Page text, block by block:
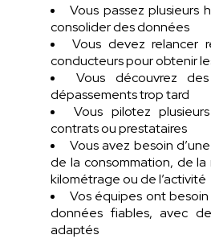
Vous passez plusieurs
consolider des données
Vous devez relancer
conducteurs pour obtenir
Vous découvrez
dépassements trop tard
Vous pilotez
contrats ou prestataires
Vous avez besoin
de la consommation, de
kilométrage ou de l’activité
Vos équipes ont
données fiables, avec
adaptés